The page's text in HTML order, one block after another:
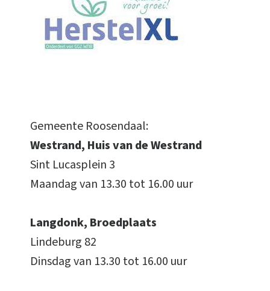
Gemeente Roosendaal:
Westrand, Huis van de Westrand
Sint Lucasplein 3
Maandag van 13.30 tot 16.00 uur
Langdonk, Broedplaats
Lindeburg 82
Dinsdag van 13.30 tot 16.00 uur